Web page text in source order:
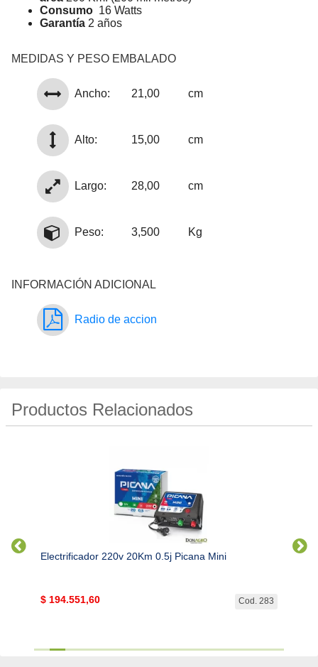
Consumo 16 Watts
Garantía 2 años
MEDIDAS Y PESO EMBALADO
Ancho: 21,00 cm
Alto: 15,00 cm
Largo: 28,00 cm
Peso: 3,500 Kg
INFORMACIÓN ADICIONAL
Radio de accion
Productos Relacionados
Electrificador 220v 20Km 0.5j Picana Mini
Cod. 283
$ 194.551,60